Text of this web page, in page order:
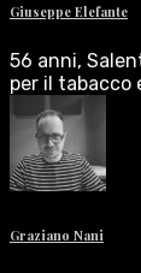
Giuseppe Elefante
56 anni,
per il tabacco
Graziano Nani